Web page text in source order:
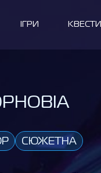
ІГРИ КВЕСТИ
СЮЖЕТНА